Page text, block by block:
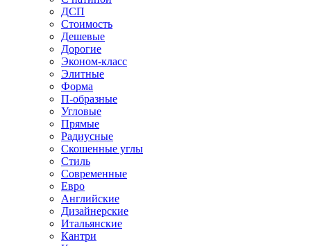
ДСП
Стоимость
Дешевые
Дорогие
Эконом-класс
Элитные
Форма
П-образные
Угловые
Прямые
Радиусные
Скошенные углы
Стиль
Современные
Евро
Английские
Дизайнерские
Итальянские
Кантри